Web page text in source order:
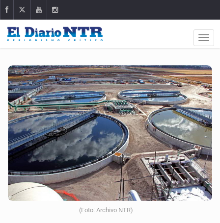
(Foto: Archivo NTR)